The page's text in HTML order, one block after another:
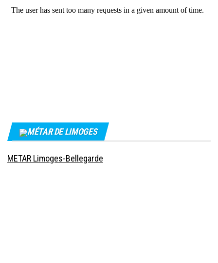
MÉTAR DE LIMOGES
METAR Limoges-Bellegarde